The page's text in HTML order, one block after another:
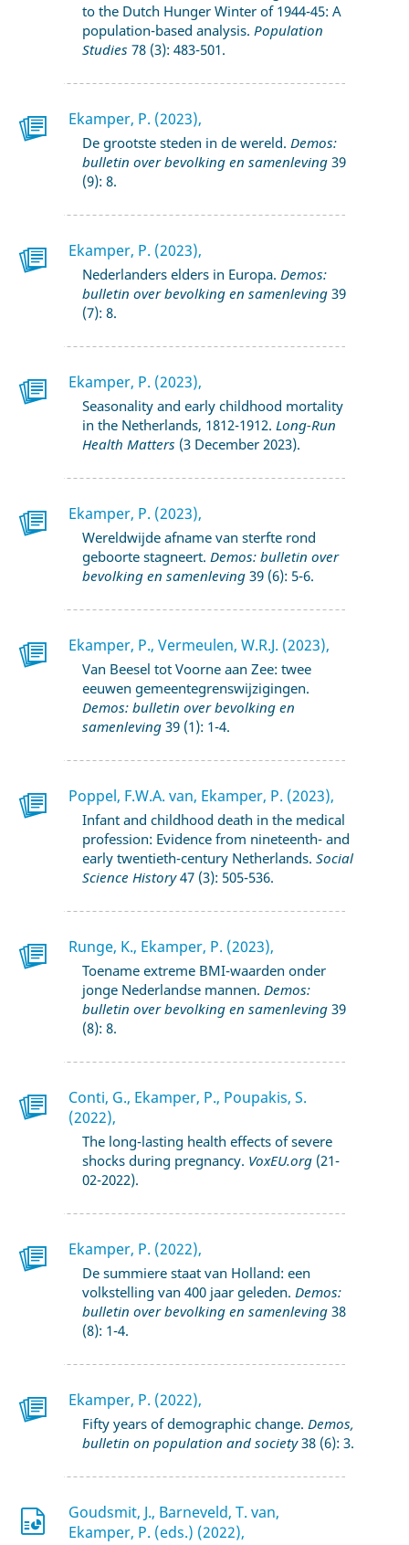
to the Dutch Hunger Winter of 1944-45: A
population-based analysis. Population
Studies 78 (3): 483-501.
Ekamper, P. (2023),
De grootste steden in de wereld. Demos:
bulletin over bevolking en samenleving 39
(9): 8.
Ekamper, P. (2023),
Nederlanders elders in Europa. Demos:
bulletin over bevolking en samenleving 39
(7): 8.
Ekamper, P. (2023),
Seasonality and early childhood mortality
in the Netherlands, 1812-1912. Long-Run
Health Matters (3 December 2023).
Ekamper, P. (2023),
Wereldwijde afname van sterfte rond
geboorte stagneert. Demos: bulletin over
bevolking en samenleving 39 (6): 5-6.
Ekamper, P., Vermeulen, W.R.J. (2023),
Van Beesel tot Voorne aan Zee: twee
eeuwen gemeentegrenswijzigingen.
Demos: bulletin over bevolking en
samenleving 39 (1): 1-4.
Poppel, F.W.A. van, Ekamper, P. (2023),
Infant and childhood death in the medical
profession: Evidence from nineteenth- and
early twentieth-century Netherlands. Social
Science History47 (3): 505-536.
Runge, K., Ekamper, P. (2023),
Toename extreme BMI-waarden onder
jonge Nederlandse mannen. Demos:
bulletin over bevolking en samenleving 39
(8): 8.
Conti, G., Ekamper, P., Poupakis, S.
(2022),
The long-lasting health effects of severe
shocks during pregnancy. VoxEU.org (21-
02-2022).
Ekamper, P. (2022),
De summiere staat van Holland: een
volkstelling van 400 jaar geleden. Demos:
bulletin over bevolking en samenleving 38
(8): 1-4.
Ekamper, P. (2022),
Fifty years of demographic change. Demos,
bulletin on population and society38 (6): 3.
Goudsmit, J., Barneveld, T. van,
Ekamper, P. (eds.) (2022),